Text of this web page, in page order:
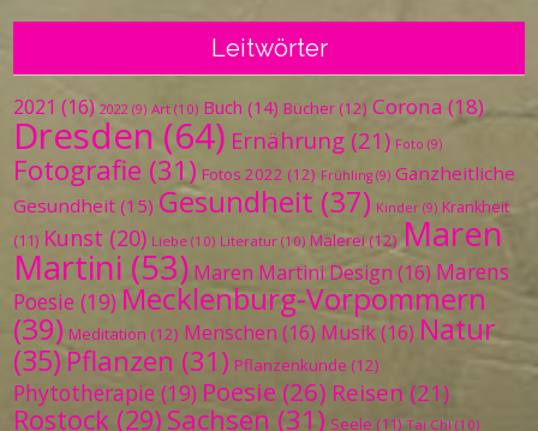
Leitwörter
2021 (16) 2022 (9) Art (10) Buch (14) Bücher (12) Corona (18)
Dresden (64) Ernährung (21) Foto (9)
Fotografie (31) Fotos 2022 (12) Frühling (9) Ganzheitliche
Gesundheit (15) Gesundheit (37) Kinder (9) Krankheit
(11) Kunst (20) Liebe (10) Literatur (10) Malerei (12) Maren
Martini (53) Maren Martini Design (16) Marens
Poesie (19) Mecklenburg-Vorpommern
(39) Meditation (12) Menschen (16) Musik(16) Natur
(35)Pflanzen (31) Pflanzenkunde (12)
Phytotherapie (19) Poesie (26) Reisen (21)
Rostock (29) Sachsen (31) Seele (11) Tai Chi (10)